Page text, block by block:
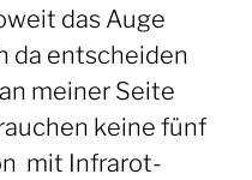
das Auge
da entscheiden
meiner Seite
keine fünf
mit Infrarot-